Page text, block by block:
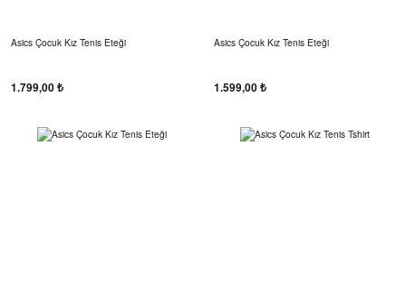
Asics Çocuk Kız Tenis Eteği
1.799,00 ₺
Asics Çocuk Kız Tenis Eteği
1.599,00 ₺